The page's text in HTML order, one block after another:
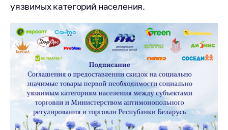
Биржевая торговля
Выставочная
деятельность в
Республике
Беларусь
Защита
персональных
данных
Новости
уязвимых категорий населения.